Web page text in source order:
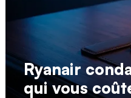
Ryanair
qui vous